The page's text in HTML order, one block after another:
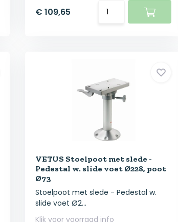
€ 109,65
VETUS Stoelpoot met slede -
Pedestal w. slide voet Ø228, poot
Ø73
Stoelpoot met slede - Pedestal w.
slide voet Ø2...
Klik voor voorraad info